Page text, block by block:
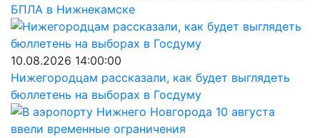
БПЛА в Нижнекамске
10.08.2026 14:00:00
Нижегородцам рассказали, как будет выглядеть
бюллетень на выборах в Госдуму